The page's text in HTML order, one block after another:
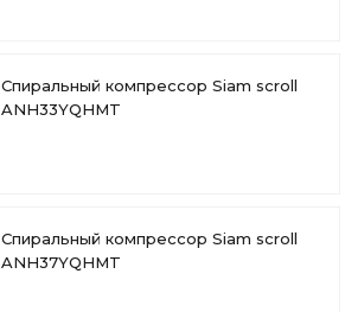
Спиральный компрессор Siam scroll
ANH33YQHMT
Спиральный компрессор Siam scroll
ANH37YQHMT